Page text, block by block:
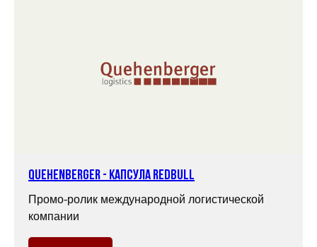
Quehenberger - капсула RedBull
Промо-ролик международной логистической
компании